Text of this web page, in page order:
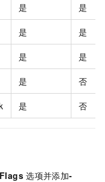
是 是
是 是
是 是
是 否
是 否
选项并添加-